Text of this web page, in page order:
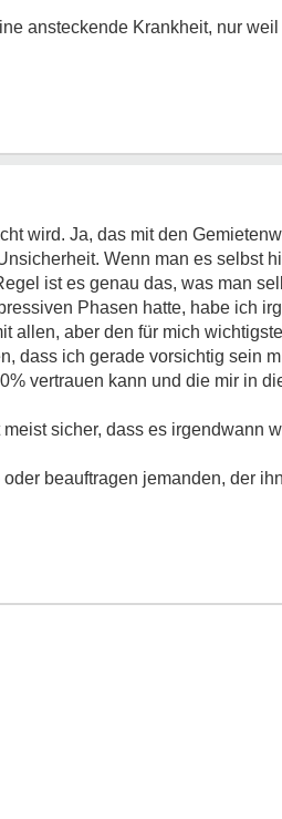
ansteckende Krankheit, nur
wird. Ja, das mit den
Wenn man es selbst
ist es genau das, was man
Phasen hatte, habe ich
allen, aber den für mich
dass ich gerade vorsichtig sein
vertrauen kann und die mir in
sicher, dass es irgendwann
beauftragen jemanden, der